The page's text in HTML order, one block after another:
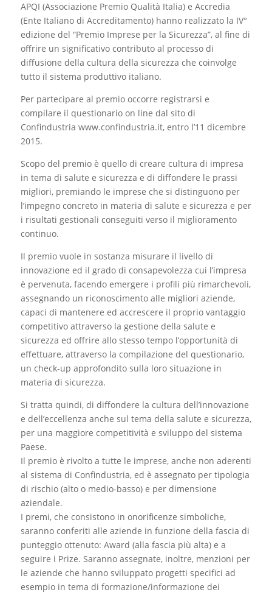
APQI (Associazione Premio Qualità Italia) e Accredia
(Ente Italiano di Accreditamento) hanno realizzato la IV°
edizione del “Premio Imprese per la Sicurezza”, al fine di
offrire un significativo contributo al processo di
diffusione della cultura della sicurezza che coinvolge
tutto il sistema produttivo italiano.
Per partecipare al premio occorre registrarsi e
compilare il questionario on line dal sito di
Confindustria www.confindustria.it, entro l’11 dicembre
2015.
Scopo del premio è quello di creare cultura di impresa
in tema di salute e sicurezza e di diffondere le prassi
migliori, premiando le imprese che si distinguono per
l’impegno concreto in materia di salute e sicurezza e per
i risultati gestionali conseguiti verso il miglioramento
continuo.
Il premio vuole in sostanza misurare il livello di
innovazione ed il grado di consapevolezza cui l’impresa
è pervenuta, facendo emergere i profili più rimarchevoli,
assegnando un riconoscimento alle migliori aziende,
capaci di mantenere ed accrescere il proprio vantaggio
competitivo attraverso la gestione della salute e
sicurezza ed offrire allo stesso tempo l’opportunità di
effettuare, attraverso la compilazione del questionario,
un check-up approfondito sulla loro situazione in
materia di sicurezza.
Si tratta quindi, di diffondere la cultura dell’innovazione
e dell’eccellenza anche sul tema della salute e sicurezza,
per una maggiore competitività e sviluppo del sistema
Paese.
Il premio è rivolto a tutte le imprese, anche non aderenti
al sistema di Confindustria, ed è assegnato per tipologia
di rischio (alto o medio-basso) e per dimensione
aziendale.
I premi, che consistono in onorificenze simboliche,
saranno conferiti alle aziende in funzione della fascia di
punteggio ottenuto: Award (alla fascia più alta) e a
seguire i Prize. Saranno assegnate, inoltre, menzioni per
le aziende che hanno sviluppato progetti specifici ad
esempio in tema di formazione/informazione dei